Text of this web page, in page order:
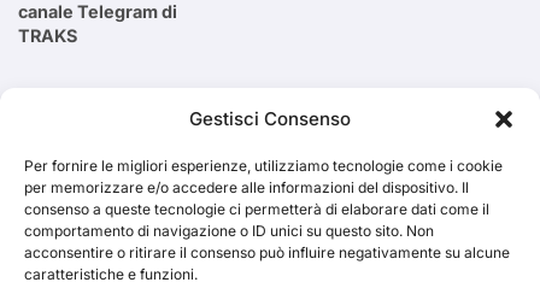
Gestisci Consenso
Per fornire le migliori esperienze, utilizziamo tecnologie come i cookie
per memorizzare e/o accedere alle informazioni del dispositivo. Il
consenso a queste tecnologie ci permetterà di elaborare dati come il
comportamento di navigazione o ID unici su questo sito. Non
acconsentire o ritirare il consenso può influire negativamente su alcune
caratteristiche e funzioni.
canale Telegram di
TRAKS
Cerca